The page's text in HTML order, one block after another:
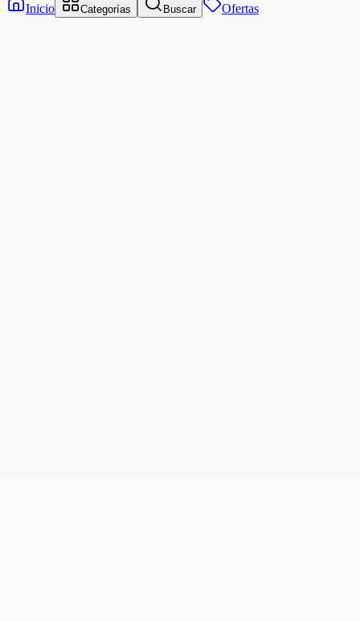
Inicio
Categorías Buscar Ofertas